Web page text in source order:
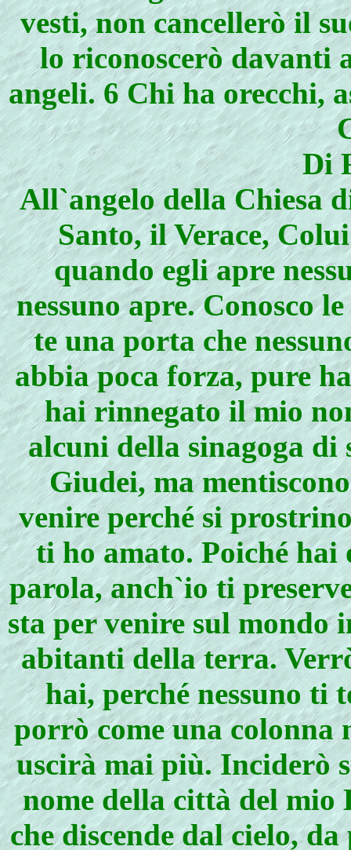
vesti, non cancellerò il
lo riconoscerò davanti
angeli. 6 Chi ha orecchi,
Di
All`angelo della Chiesa
Santo, il Verace,
quando egli apre
nessuno apre. Conosco
te una porta che
abbia poca forza, pure
hai rinnegato il mio
alcuni della sinagoga di
Giudei, ma
venire perché si
ti ho amato. Poiché hai
parola, anch`io ti
sta per venire sul mondo
abitanti della terra.
hai, perché nessuno ti
porrò come una colonna
uscirà mai più. Inciderò
nome della città del mio
che discende dal cielo,